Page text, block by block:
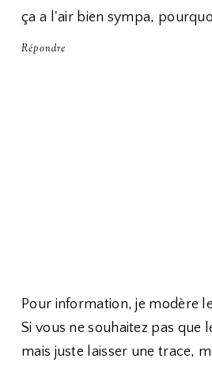
ça a l'air bien sympa,
Répondre
Pour information, je modère
Si vous ne souhaitez pas que
mais juste laisser une trace,